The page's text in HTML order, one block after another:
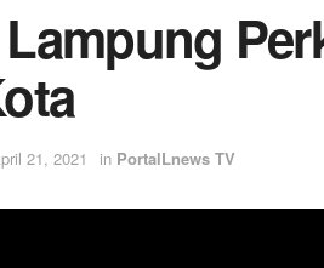
21, 2021 in PortalLnews TV